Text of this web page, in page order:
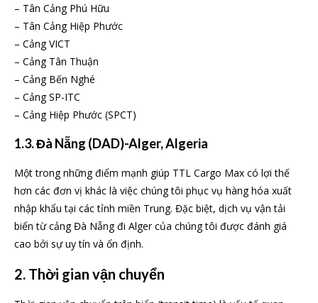
– Tân Cảng Phú Hữu
– Tân Cảng Hiệp Phước
– Cảng VICT
– Cảng Tân Thuận
– Cảng Bến Nghé
– Cảng SP-ITC
– Cảng Hiệp Phước (SPCT)
1.3. Đà Nẵng (DAD)-Alger, Algeria
Một trong những điểm mạnh giúp TTL Cargo Max có lợi thế
hơn các đơn vị khác là việc chúng tôi phục vụ hàng hóa xuất
nhập khẩu tại các tỉnh miền Trung. Đặc biệt, dịch vụ vận tải
biển từ cảng Đà Nẵng đi Alger của chúng tôi được đánh giá
cao bởi sự uy tín và ổn định.
2. Thời gian vận chuyển